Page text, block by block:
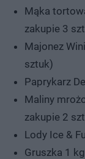
Mąka
zakupie 3
Majonez
sztuk)
Paprykarz
Maliny
zakupie 2
Lody Ice &
Gruszka 1